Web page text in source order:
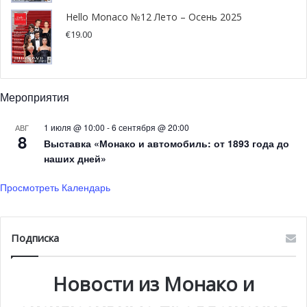
велосипед Шарля Леклера
Монегасский пилот Формулы-1 Шарль Леклер
поделился фотографиями персонализированного
Инстаграм счастливый гонщик позирует с новым
Уникальная модель Roca, сочетающая смелый дизайн и
звезды автоспорта.
подчеркнув стиль знаменитого владельца. Колеса
VISION, для лучшей аэродинамики, руль FullSpeed ​​Ahead
для точного управления, а также тормозная система
Hello Monaco №12 Лето – Осень 2025
€19.00
Мероприятия
АВГ
8
1 июля @ 10:00 -6 сентября @ 20:00
Выставка «Монако и автомобиль: от 1893 года до
наших дней»
Просмотреть Календарь
Подписка
Новости из Монако и